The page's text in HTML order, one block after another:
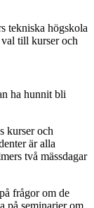
tekniska högskola
till kurser och
ha hunnit bli
kurser och
är alla
två mässdagar
frågor om de
på seminarier om